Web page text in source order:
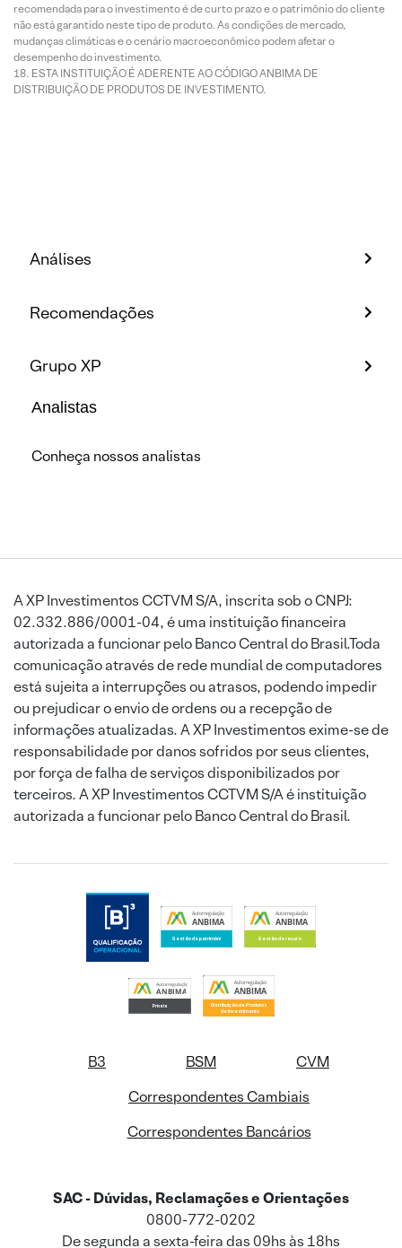
recomendada para o investimento é de curto prazo e o patrimônio do cliente
não está garantido neste tipo de produto. As condições de mercado,
mudanças climáticas e o cenário macroeconômico podem afetar o
desempenho do investimento.
ESTA INSTITUIÇÃO É ADERENTE AO CÓDIGO ANBIMA DE
DISTRIBUIÇÃO DE PRODUTOS DE INVESTIMENTO.
Análises
Recomendações
Grupo XP
Analistas
Conheça nossos analistas
A XP Investimentos CCTVM S/A, inscrita sob o CNPJ:
02.332.886/0001-04, é uma instituição financeira
autorizada a funcionar pelo Banco Central do Brasil.Toda
comunicação através de rede mundial de computadores
está sujeita a interrupções ou atrasos, podendo impedir
ou prejudicar o envio de ordens ou a recepção de
informações atualizadas. A XP Investimentos exime-se de
responsabilidade por danos sofridos por seus clientes,
por força de falha de serviços disponibilizados por
terceiros. A XP Investimentos CCTVM S/A é instituição
autorizada a funcionar pelo Banco Central do Brasil.
B3 BSM
CVM
Correspondentes Cambiais
Correspondentes Bancários
SAC - Dúvidas, Reclamações e Orientações
0800-772-0202
De segunda a sexta-feira das 09hs às 18hs